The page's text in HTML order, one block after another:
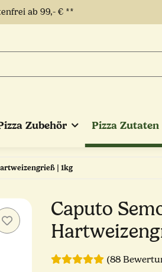
ab 99,- € **
Zubehör Pizza Zutaten
| 1kg
Caputo
(88